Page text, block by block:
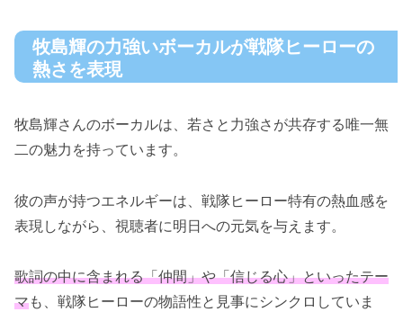
牧島輝の力強いボーカルが戦隊ヒーローの
熱さを表現
牧島輝さんのボーカルは、若さと力強さが共存する唯一無
二の魅力を持っています。
彼の声が持つエネルギーは、戦隊ヒーロー特有の熱血感を
表現しながら、視聴者に明日への元気を与えます。
歌詞の中に含まれる「仲間」や「信じる心」といったテー
マも、戦隊ヒーローの物語性と見事にシンクロしていま